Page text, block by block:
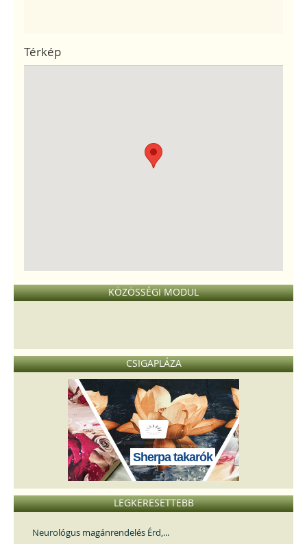
Térkép
KÖZÖSSÉGI MODUL
CSIGAPLÁZA
Sherpa takarók
LEGKERESETTEBB
Neurológus magánrendelés Érd,...